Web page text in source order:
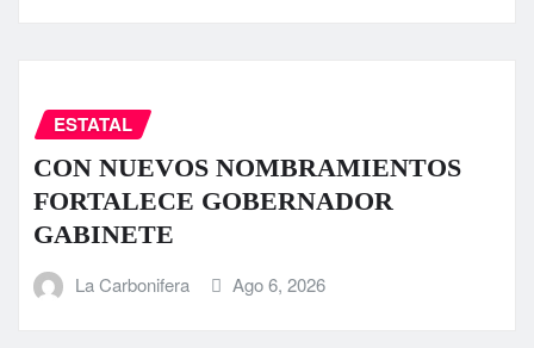
ESTATAL
CON NUEVOS NOMBRAMIENTOS
FORTALECE GOBERNADOR
GABINETE
La Carbonifera Ago 6, 2026